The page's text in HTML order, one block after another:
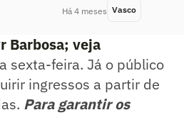
Há 4 meses Vasco
Barbosa; veja
sexta-feira. Já o público
ingressos a partir de
Para garantir os